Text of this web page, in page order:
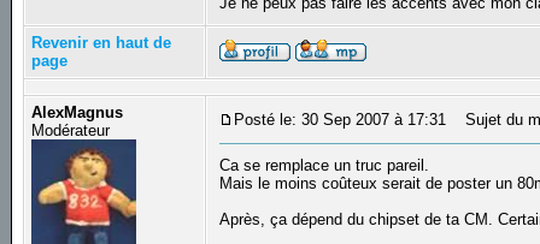
Revenir en haut de
page
AlexMagnus
Modérateur
Posté le: 30 Sep 2007 à 17:31 Sujet du
Ca se remplace un truc pareil.
Mais le moins coûteux serait de poster un
Après, ça dépend du chipset de ta CM.